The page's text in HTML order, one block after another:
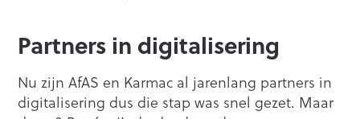
Partners in digitalisering
Nu zijn AfAS en Karmac al jarenlang partners in
digitalisering dus die stap was snel gezet. Maar